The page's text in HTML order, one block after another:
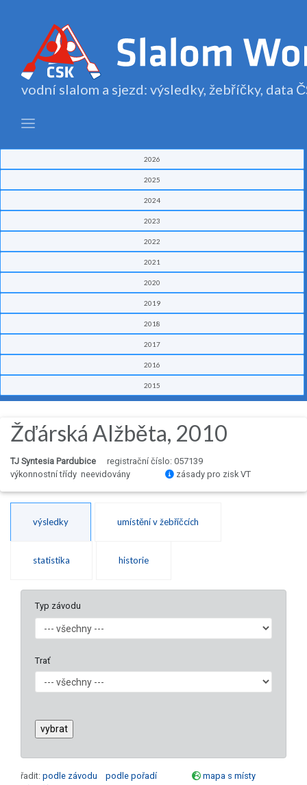
vodní slalom a sjezd: výsledky, žebříčky, data
2026
2025
2024
2023
2022
2021
2020
2019
2018
2017
2016
2015
Žďárská Alžběta, 2010
TJ Syntesia Pardubice
registrační číslo: 057139
výkonnostní třídy neevidovány
zásady pro zisk VT
výsledky umístění v žebříčcích
statistika historie
Typ závodu
Trať
řadit: podle závodu podle pořadí
mapa s místy